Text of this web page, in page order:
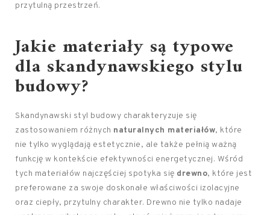
przytulną przestrzeń.
Jakie materiały są typowe
dla skandynawskiego stylu
budowy?
Skandynawski styl budowy charakteryzuje się
zastosowaniem różnych naturalnych materiałów, które
nie tylko wyglądają estetycznie, ale także pełnią ważną
funkcję w kontekście efektywności energetycznej. Wśród
tych materiałów najczęściej spotyka się drewno, które jest
preferowane za swoje doskonałe właściwości izolacyjne
oraz ciepły, przytulny charakter. Drewno nie tylko nadaje